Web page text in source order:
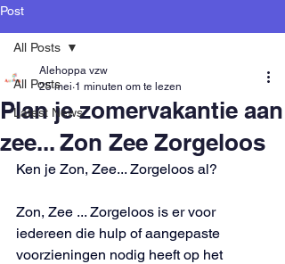
Post
All Posts
Latest News
All Posts
Plan je zomervakantie aan
zee... Zon Zee Zorgeloos
Alehoppa vzw
25 mei 1 minuten om te lezen
Ken je Zon, Zee... Zorgeloos al?
Zon, Zee ... Zorgeloos is er voor
iedereen die hulp of aangepaste
voorzieningen nodig heeft op het